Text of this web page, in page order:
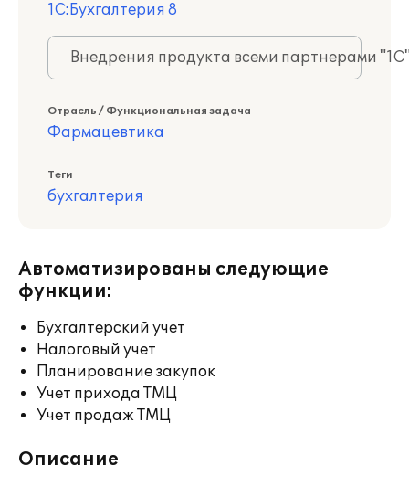
1С:Бухгалтерия 8
Внедрения продукта всеми партнерами
Отрасль / Функциональная задача
Фармацевтика
Теги
бухгалтерия
Автоматизированы следующие
функции:
Бухгалтерский учет
Налоговый учет
Планирование закупок
Учет прихода ТМЦ
Учет продаж ТМЦ
Описание